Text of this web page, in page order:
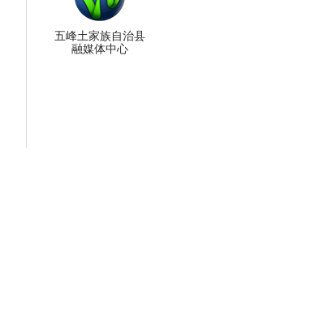
五峰土家族自治县
融媒体中心